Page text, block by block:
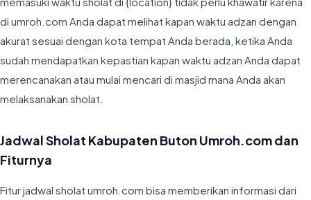
di umroh.com Anda dapat melihat kapan waktu adzan dengan
akurat sesuai dengan kota tempat Anda berada, ketika Anda
sudah mendapatkan kepastian kapan waktu adzan Anda dapat
merencanakan atau mulai mencari di masjid mana Anda akan
melaksanakan sholat.
Jadwal Sholat Kabupaten Buton Umroh.com dan
Fiturnya
Fitur jadwal sholat umroh.com bisa memberikan informasi dari